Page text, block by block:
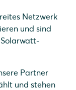
Netzwerk
und sind
Partner
und stehen